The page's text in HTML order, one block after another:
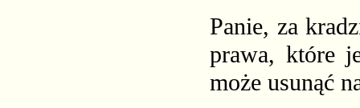
Panie, za
prawa, które
może usunąć